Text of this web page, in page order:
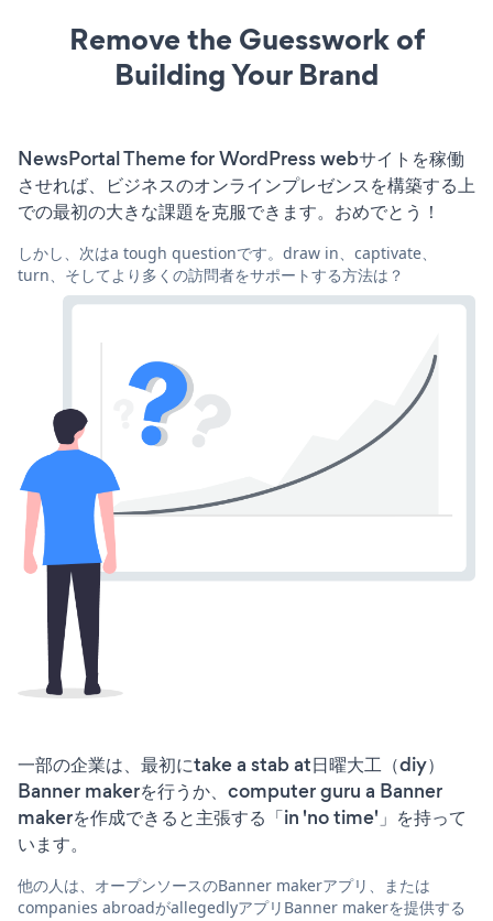
Remove the Guesswork of
Building Your Brand
NewsPortal Theme for WordPress webサイトを稼働
させれば、ビジネスのオンラインプレゼンスを構築する上
での最初の大きな課題を克服できます。おめでとう！
しかし、次はa tough questionです。draw in、captivate、
turn、そしてより多くの訪問者をサポートする方法は？
一部の企業は、最初にtake a stab at日曜大工（diy）
Banner makerを行うか、computer guru a Banner
makerを作成できると主張する「in 'no time'」を持って
います。
他の人は、オープンソースのBanner makerアプリ、または
companies abroadがallegedlyアプリBanner makerを提供する